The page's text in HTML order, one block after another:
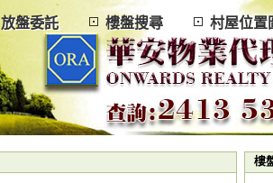
放盤委託 樓盤搜尋 村屋位
樓